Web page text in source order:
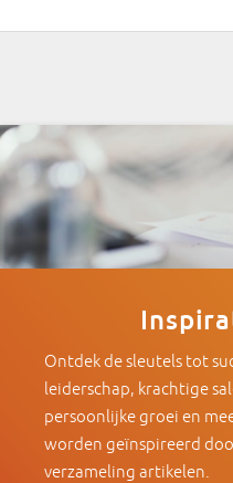
Ontdek de sleutels tot
leiderschap, krachtige
persoonlijke groei en
worden geïnspireerd
verzameling artikelen.
Intenza
Over Intenza
Onze aanpak